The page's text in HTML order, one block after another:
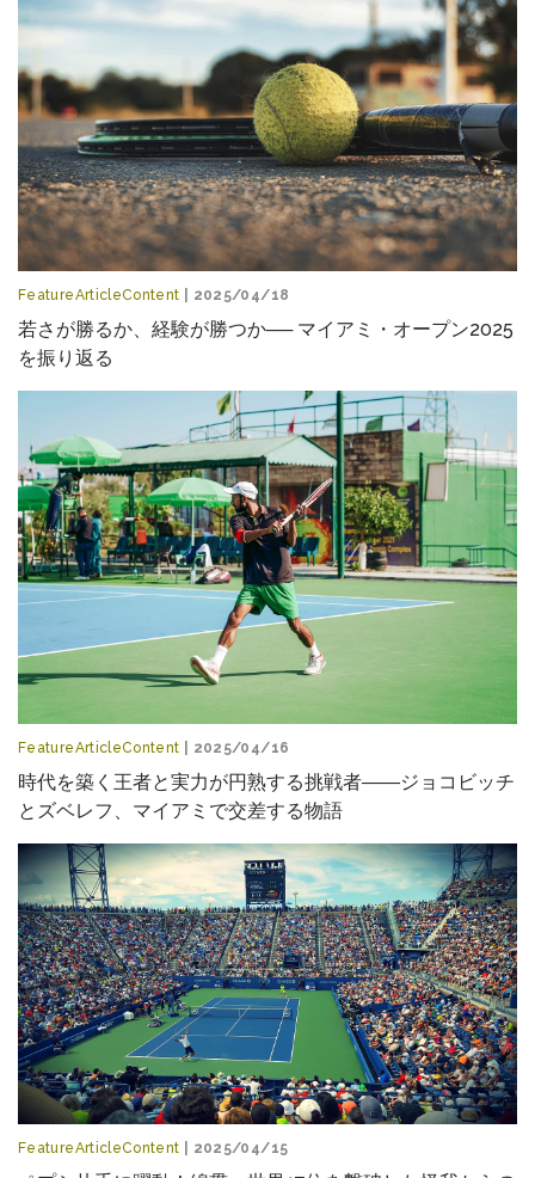
FeatureArticleContent | 2025/04/18
若さが勝るか、経験が勝つか── マイアミ・オープン2025
を振り返る
FeatureArticleContent | 2025/04/16
時代を築く王者と実力が円熟する挑戦者――ジョコビッチ
とズベレフ、マイアミで交差する物語
FeatureArticleContent | 2025/04/15